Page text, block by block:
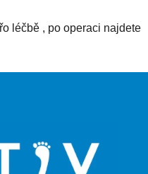
léčbě , po operaci najdete